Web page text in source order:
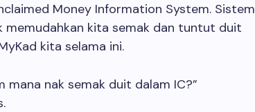
Money Information System. Sistem
memudahkan kita semak dan tuntut duit
kita selama ini.
mana nak semak duit dalam IC?”